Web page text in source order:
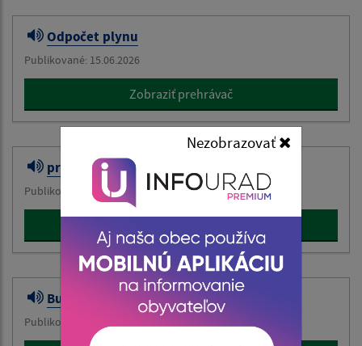
Nezobrazovať
Odpočet plynu
Publikované: 15.06.2026
Zobraziť prehrávač
predajná akcia
Publikované: 05.06.2026
Burza
Publikované: 30.05.2026